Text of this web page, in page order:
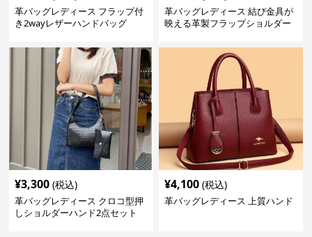
革バッグレディース フラップ付
き2wayレザーハンドバッグ
革バッグレディース 結び金具が
映える革製フラップショルダー
¥3,300 (税込)
革バッグレディース クロコ型押
しショルダーハンド2点セット
¥4,100 (税込)
革バッグレディース 上質ハンド